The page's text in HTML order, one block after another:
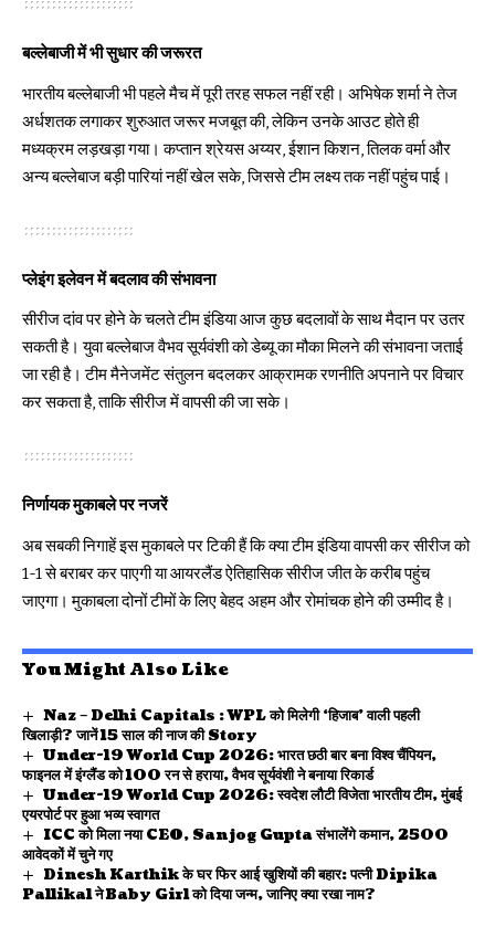
बल्लेबाजी में भी सुधार की जरूरत
भारतीय बल्लेबाजी भी पहले मैच में पूरी तरह सफल नहीं रही। अभिषेक शर्मा ने तेज
अर्धशतक लगाकर शुरुआत जरूर मजबूत की, लेकिन उनके आउट होते ही
मध्यक्रम लड़खड़ा गया। कप्तान श्रेयस अय्यर, ईशान किशन, तिलक वर्मा और
अन्य बल्लेबाज बड़ी पारियां नहीं खेल सके, जिससे टीम लक्ष्य तक नहीं पहुंच पाई।
प्लेइंग इलेवन में बदलाव की संभावना
सीरीज दांव पर होने के चलते टीम इंडिया आज कुछ बदलावों के साथ मैदान पर उतर
सकती है। युवा बल्लेबाज वैभव सूर्यवंशी को डेब्यू का मौका मिलने की संभावना जताई
जा रही है। टीम मैनेजमेंट संतुलन बदलकर आक्रामक रणनीति अपनाने पर विचार
कर सकता है, ताकि सीरीज में वापसी की जा सके।
निर्णायक मुकाबले पर नजरें
अब सबकी निगाहें इस मुकाबले पर टिकी हैं कि क्या टीम इंडिया वापसी कर सीरीज को
1-1 से बराबर कर पाएगी या आयरलैंड ऐतिहासिक सीरीज जीत के करीब पहुंच
जाएगा। मुकाबला दोनों टीमों के लिए बेहद अहम और रोमांचक होने की उम्मीद है।
You Might Also Like
Naz – Delhi Capitals : WPL को मिलेगी ‘हिजाब’ वाली पहली
खिलाड़ी? जानें 15 साल की नाज की Story
Under-19 World Cup 2026: भारत छठी बार बना विश्व चैंपियन,
फाइनल में इंग्लैंड को 100 रन से हराया, वैभव सूर्यवंशी ने बनाया रिकार्ड
Under-19 World Cup 2026: स्वदेश लौटी विजेता भारतीय टीम, मुंबई
एयरपोर्ट पर हुआ भव्य स्वागत
ICC को मिला नया CEO, Sanjog Gupta संभालेंगे कमान, 2500
आवेदकों में चुने गए
Dinesh Karthik के घर फिर आई खुशियों की बहार: पत्नी Dipika
Pallikal ने Baby Girl को दिया जन्म, जानिए क्या रखा नाम?